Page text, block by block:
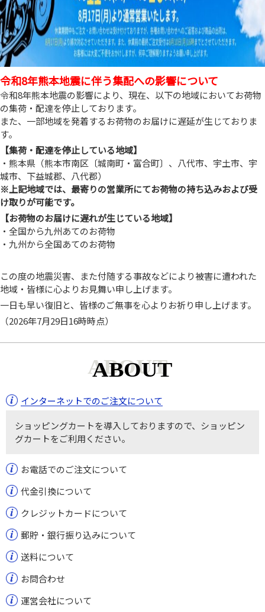
令和8年熊本地震に伴う集配への影響について
令和8年熊本地震の影響により、現在、以下の地域においてお荷物
の集荷・配達を停止しております。
また、一部地域を発着するお荷物のお届けに遅延が生じておりま
す。
【集荷・配達を停止している地域】
・熊本県（熊本市南区〔城南町・富合町〕、八代市、宇土市、宇
城市、下益城郡、八代郡）
※上記地域では、最寄りの営業所にてお荷物の持ち込みおよび受
け取りが可能です。
【お荷物のお届けに遅れが生じている地域】
・全国から九州あてのお荷物
・九州から全国あてのお荷物
この度の地震災害、また付随する事故などにより被害に遭われた
地域・皆様に心よりお見舞い申し上げます。
一日も早い復旧と、皆様のご無事を心よりお祈り申し上げます。
（2026年7月29日16時時点）
ABOUT
インターネットでのご注文について
ショッピングカートを導入しておりますので、ショッピン
グカートをご利用ください。
お電話でのご注文について
代金引換について
クレジットカードについて
郵貯・銀行振り込みについて
送料について
お問合わせ
運営会社について